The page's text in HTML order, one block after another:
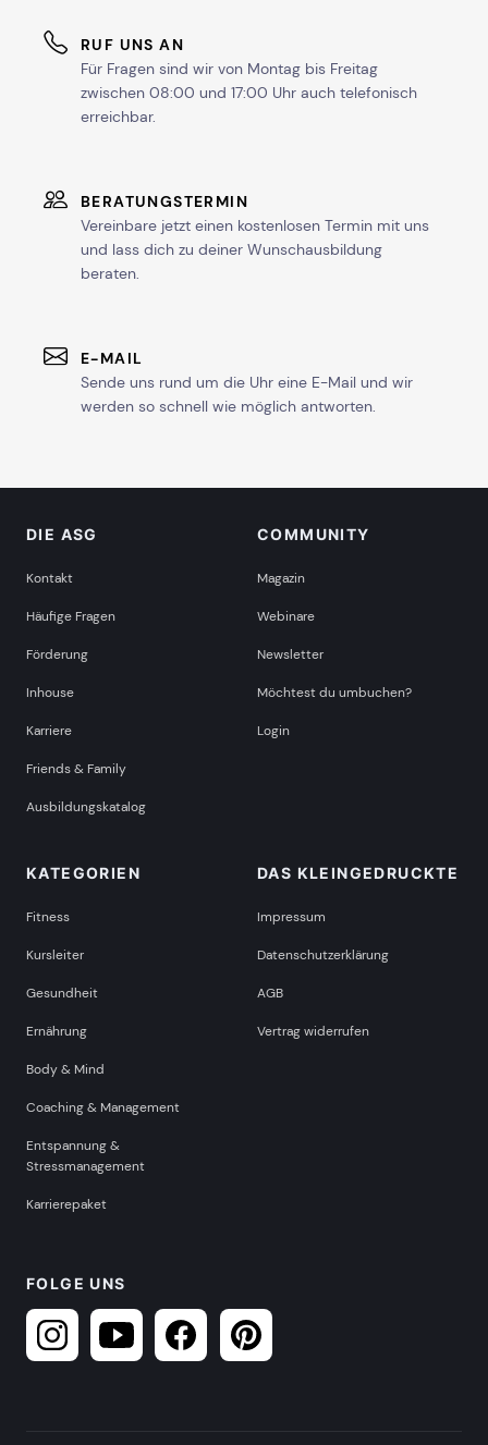
RUF UNS AN
Für Fragen sind wir von Montag bis Freitag
zwischen 08:00 und 17:00 Uhr auch telefonisch
erreichbar.
BERATUNGSTERMIN
Vereinbare jetzt einen kostenlosen Termin mit uns
und lass dich zu deiner Wunschausbildung
beraten.
E-MAIL
Sende uns rund um die Uhr eine E-Mail und wir
werden so schnell wie möglich antworten.
DIE ASG
Kontakt
Häufige Fragen
Förderung
Inhouse
Karriere
Friends & Family
Ausbildungskatalog
COMMUNITY
Magazin
Webinare
Newsletter
Möchtest du umbuchen?
Login
KATEGORIEN
Fitness
Kursleiter
Gesundheit
Ernährung
Body & Mind
Coaching & Management
Entspannung &
Stressmanagement
Karrierepaket
DAS KLEINGEDRUCKTE
Impressum
Datenschutzerklärung
AGB
Vertrag widerrufen
FOLGE UNS